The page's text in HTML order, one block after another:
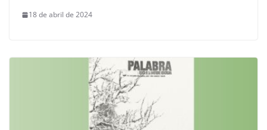
18 de abril de 2024